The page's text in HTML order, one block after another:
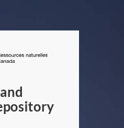
/
Canada